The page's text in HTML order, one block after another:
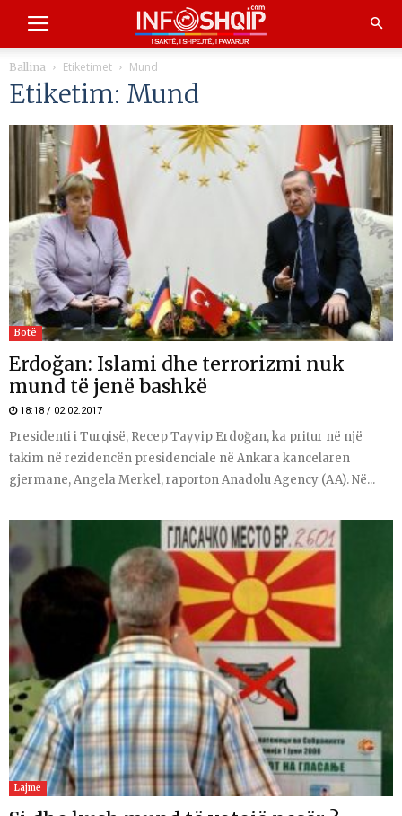
Ballina Etiketimet Mund
Etiketim: Mund
Botë
Erdoğan: Islami dhe terrorizmi nuk
mund të jenë bashkë
18:18 / 02.02.2017
Presidenti i Turqisë, Recep Tayyip Erdoğan, ka pritur në një
takim në rezidencën presidenciale në Ankara kancelaren
gjermane, Angela Merkel, raporton Anadolu Agency (AA). Në...
Lajme